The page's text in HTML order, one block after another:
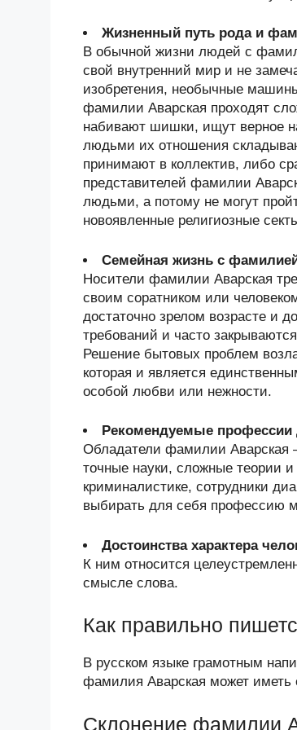
Жизненный путь рода и
В обычной жизни людей с
свой внутренний мир и не
изобретения, необычные
фамилии Аварская проходят
набивают шишки, ищут верное
людьми их отношения
принимают в коллектив, либо
представителей фамилии
людьми, а потому не могут
новоявленные религиозные
Семейная жизнь с
Носители фамилии Аварская
своим соратником или
достаточно зрелом возрасте и
требований и часто
Решение бытовых проблем
которая и является
особой любви или нежности.
Рекомендуемые
Обладатели фамилии
точные науки, сложные теории
криминалистике, сотрудники
выбирать для себя профессию
Достоинства характера
К ним относится
смысле слова.
Как правильно
В русском языке грамотным
фамилия Аварская может
Склонение фамилии